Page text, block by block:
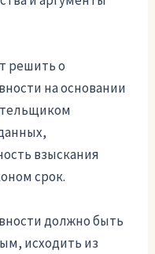
решить о
на основании
взыскания
срок.
должно быть
исходить из